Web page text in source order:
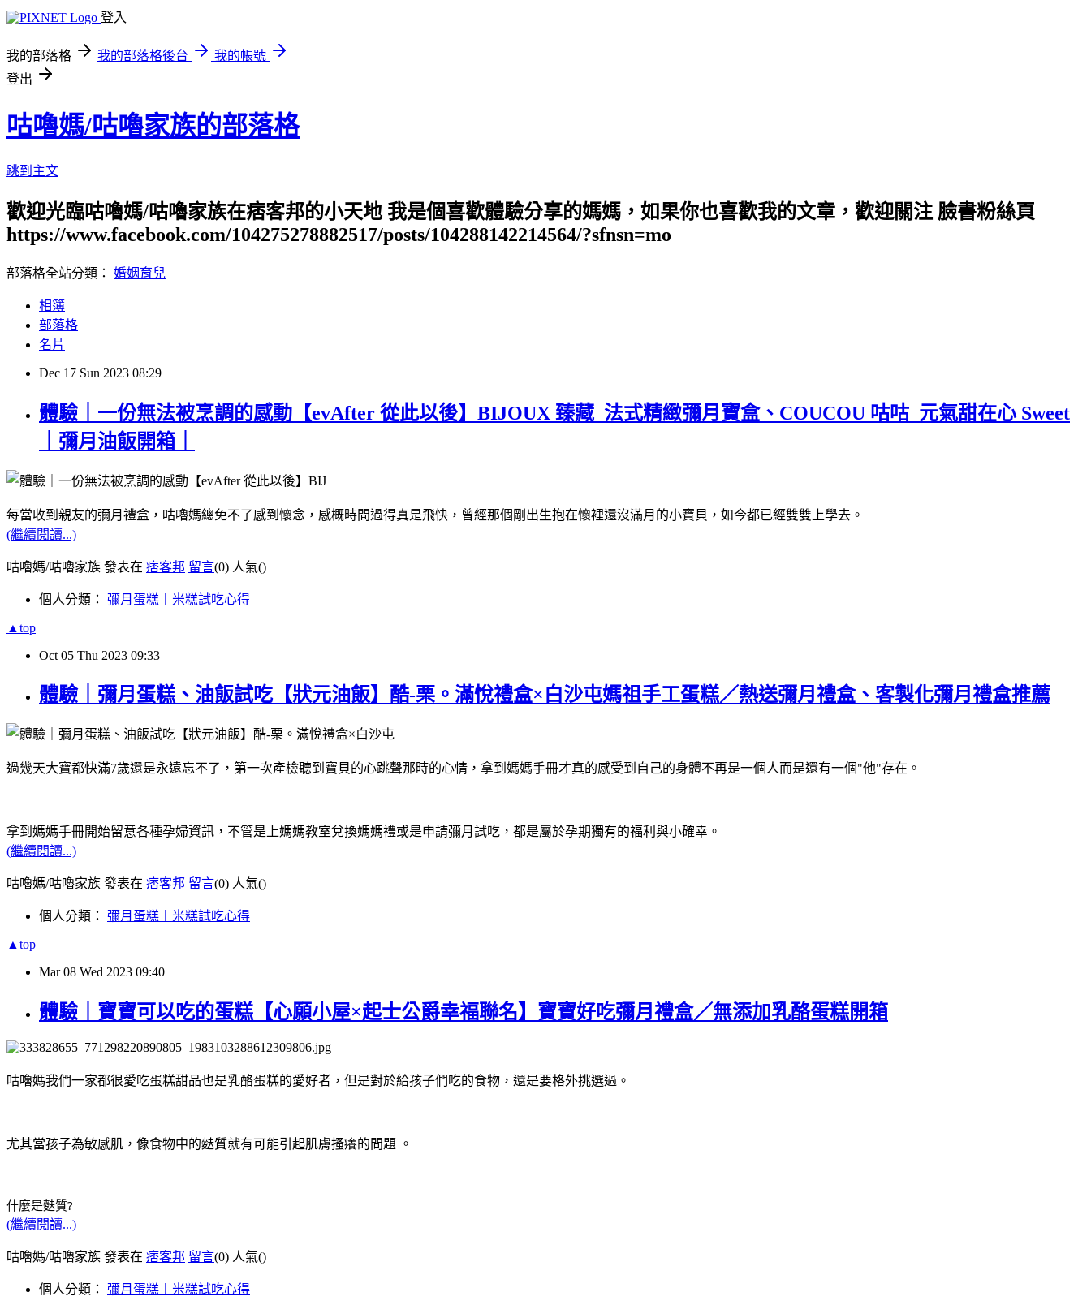
登入
我的部落格 我的部落格後台
我的帳號
登出
咕嚕媽/咕嚕家族的部落格
跳到主文
歡迎光臨咕嚕媽/咕嚕家族在痞客邦的小天地 我是個喜歡體驗分享的媽媽，如果你也喜歡我的文章，歡迎關注 臉書粉絲頁
https://www.facebook.com/104275278882517/posts/104288142214564/?sfnsn=mo
部落格全站分類： 婚姻育兒
相簿
部落格
名片
Dec 17 Sun 2023 08:29
體驗｜一份無法被烹調的感動【evAfter 從此以後】BIJOUX 臻藏_法式精緻彌月寶盒、COUCOU 咕咕_元氣甜在心 Sweet
｜彌月油飯開箱｜
每當收到親友的彌月禮盒，咕嚕媽總免不了感到懷念，感概時間過得真是飛快，曾經那個剛出生抱在懷裡還沒滿月的小寶貝，如今都已經雙雙上學去。
(繼續閱讀...)
咕嚕媽/咕嚕家族 發表在 痞客邦 留言(0) 人氣()
個人分類： 彌月蛋糕丨米糕試吃心得
▲top
Oct 05 Thu 2023 09:33
體驗｜彌月蛋糕、油飯試吃【狀元油飯】酷-栗。滿悅禮盒×白沙屯媽祖手工蛋糕／熱送彌月禮盒、客製化彌月禮盒推薦
過幾天大寶都快滿7歲還是永遠忘不了，第一次產檢聽到寶貝的心跳聲那時的心情，拿到媽媽手冊才真的感受到自己的身體不再是一個人而是還有一個"他"存在。
拿到媽媽手冊開始留意各種孕婦資訊，不管是上媽媽教室兌換媽媽禮或是申請彌月試吃，都是屬於孕期獨有的福利與小確幸。
(繼續閱讀...)
咕嚕媽/咕嚕家族 發表在 痞客邦 留言(0) 人氣()
個人分類： 彌月蛋糕丨米糕試吃心得
▲top
Mar 08 Wed 2023 09:40
體驗｜寶寶可以吃的蛋糕【心願小屋×起士公爵幸福聯名】寶寶好吃彌月禮盒／無添加乳酪蛋糕開箱
咕嚕媽我們一家都很愛吃蛋糕甜品也是乳酪蛋糕的愛好者，但是對於給孩子們吃的食物，還是要格外挑選過。
尤其當孩子為敏感肌，像食物中的麩質就有可能引起肌膚搔癢的問題 。
什麼是麩質?
(繼續閱讀...)
咕嚕媽/咕嚕家族 發表在 痞客邦 留言(0) 人氣()
個人分類： 彌月蛋糕丨米糕試吃心得